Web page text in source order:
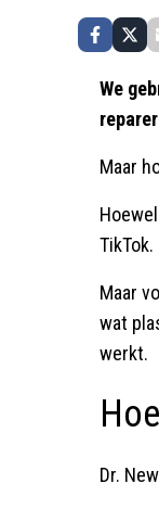
We
Maar
TikTok.
Maar
wat
werkt.
Dr.